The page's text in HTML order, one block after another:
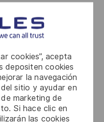
cookies”, acepta
depositen cookies
la navegación
sitio y ayudar en
marketing de
Si hace clic en
las cookies
en informatique (École
avérée en
service en production.
suivantes :
minimum sur
en environnement